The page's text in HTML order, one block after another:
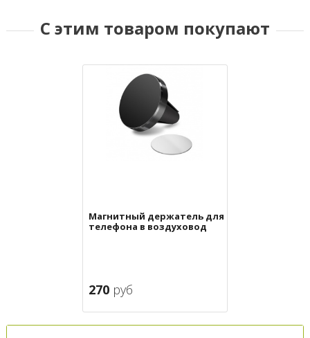
С этим товаром покупают
Магнитный держатель для
телефона в воздуховод
270 руб